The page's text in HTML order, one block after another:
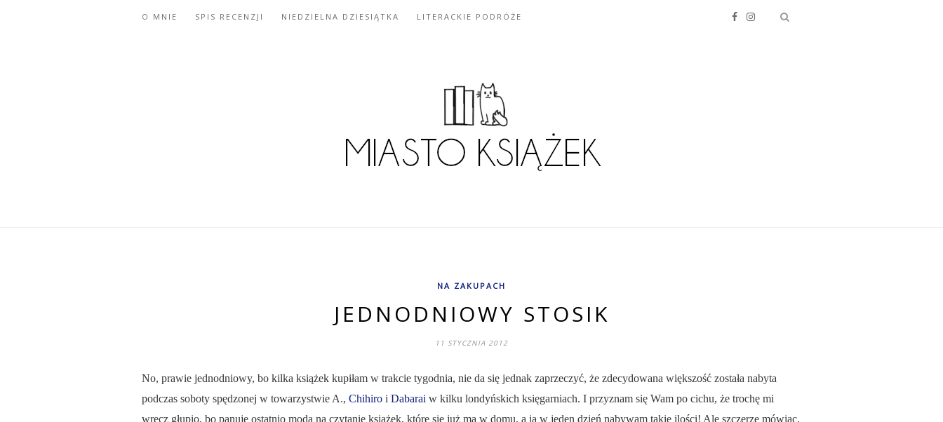
O MNIE SPIS RECENZJI NIEDZIELNA DZIESIĄTKA LITERACKIE PODRÓŻE
NA ZAKUPACH
JEDNODNIOWY STOSIK
11 STYCZNIA 2012
No, prawie jednodniowy, bo kilka książek kupiłam w trakcie tygodnia, nie da się jednak zaprzeczyć, że zdecydowana większość została nabyta
podczas soboty spędzonej w towarzystwie A., Chihiro i Dabarai w kilku londyńskich księgarniach. I przyznam się Wam po cichu, że trochę mi
wręcz głupio, bo panuje ostatnio moda na czytanie książek, które się już ma w domu, a ja w jeden dzień nabywam takie ilości! Ale szczerze mówiąc,